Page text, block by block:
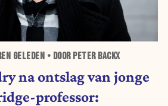
GELEDEN • DOOR PETER BACKX
na ontslag van jonge
professor: